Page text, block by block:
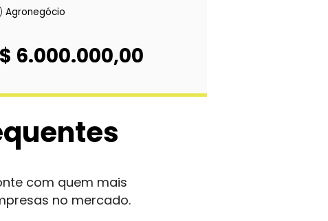
Agronegócio
6.000.000,00
com quem mais
no mercado.